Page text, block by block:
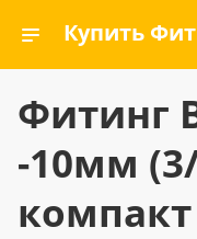
Фитинг
-10мм
компакт